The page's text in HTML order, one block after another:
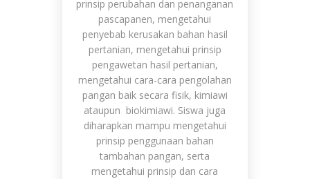
prinsip perubahan dan penanganan
pascapanen, mengetahui
penyebab kerusakan bahan hasil
pertanian, mengetahui prinsip
pengawetan hasil pertanian,
mengetahui cara-cara pengolahan
pangan baik secara fisik, kimiawi
ataupun biokimiawi. Siswa juga
diharapkan mampu mengetahui
prinsip penggunaan bahan
tambahan pangan, serta
mengetahui prinsip dan cara